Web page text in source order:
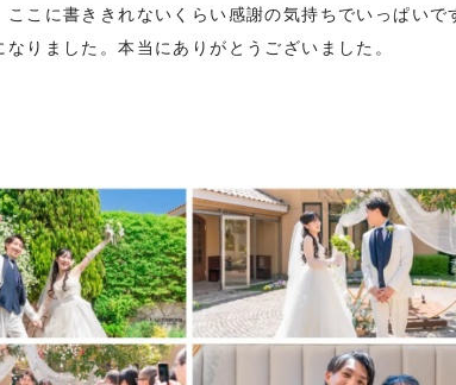
ここに書ききれないくらい感謝の気持ちでいっぱいで
りました。本当にありがとうございました。